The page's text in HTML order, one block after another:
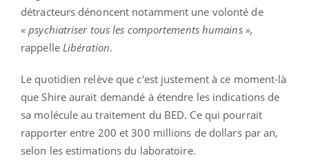
détracteurs dénoncent notamment une volonté de
« psychiatriser tous les comportements humains »,
rappelle Libération.
Le quotidien relève que c'est justement à ce moment-là
que Shire aurait demandé à étendre les indications de
sa molécule au traitement du BED. Ce qui pourrait
rapporter entre 200 et 300 millions de dollars par an,
selon les estimations du laboratoire.